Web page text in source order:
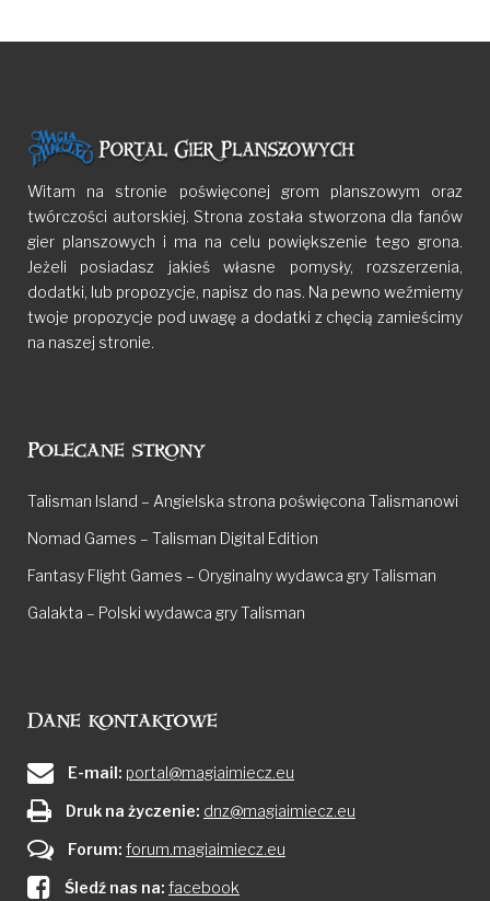
Witam na stronie poświęconej grom planszowym oraz
twórczości autorskiej. Strona została stworzona dla fanów
gier planszowych i ma na celu powiększenie tego grona.
Jeżeli posiadasz jakieś własne pomysły, rozszerzenia,
dodatki, lub propozycje, napisz do nas. Na pewno weźmiemy
twoje propozycje pod uwagę a dodatki z chęcią zamieścimy
na naszej stronie.
Polecane strony
Talisman Island – Angielska strona poświęcona Talismanowi
Nomad Games – Talisman Digital Edition
Fantasy Flight Games – Oryginalny wydawca gry Talisman
Galakta – Polski wydawca gry Talisman
Dane kontaktowe
E-mail: portal@magiaimiecz.eu
Druk na życzenie: dnz@magiaimiecz.eu
Forum: forum.magiaimiecz.eu
Śledź nas na: facebook